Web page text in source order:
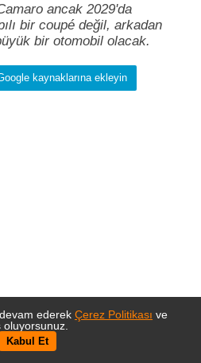
ancak 2029'da
bir coupé değil, arkadan
bir otomobil olacak.
kaynaklarına ekleyin
ederek Çerez Politikası ve
Kabul Et